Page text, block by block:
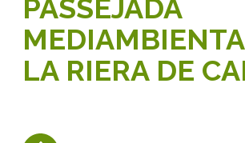
PASSEJADA
LA RIERA DE